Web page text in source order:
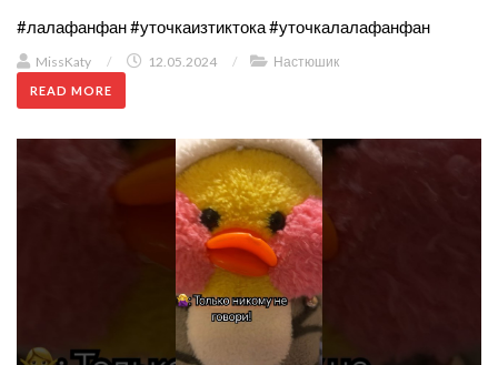
#лалафанфан #уточкаизтиктока #уточкалалафанфан
MissKaty / 12.05.2024 / Настюшик
READ MORE